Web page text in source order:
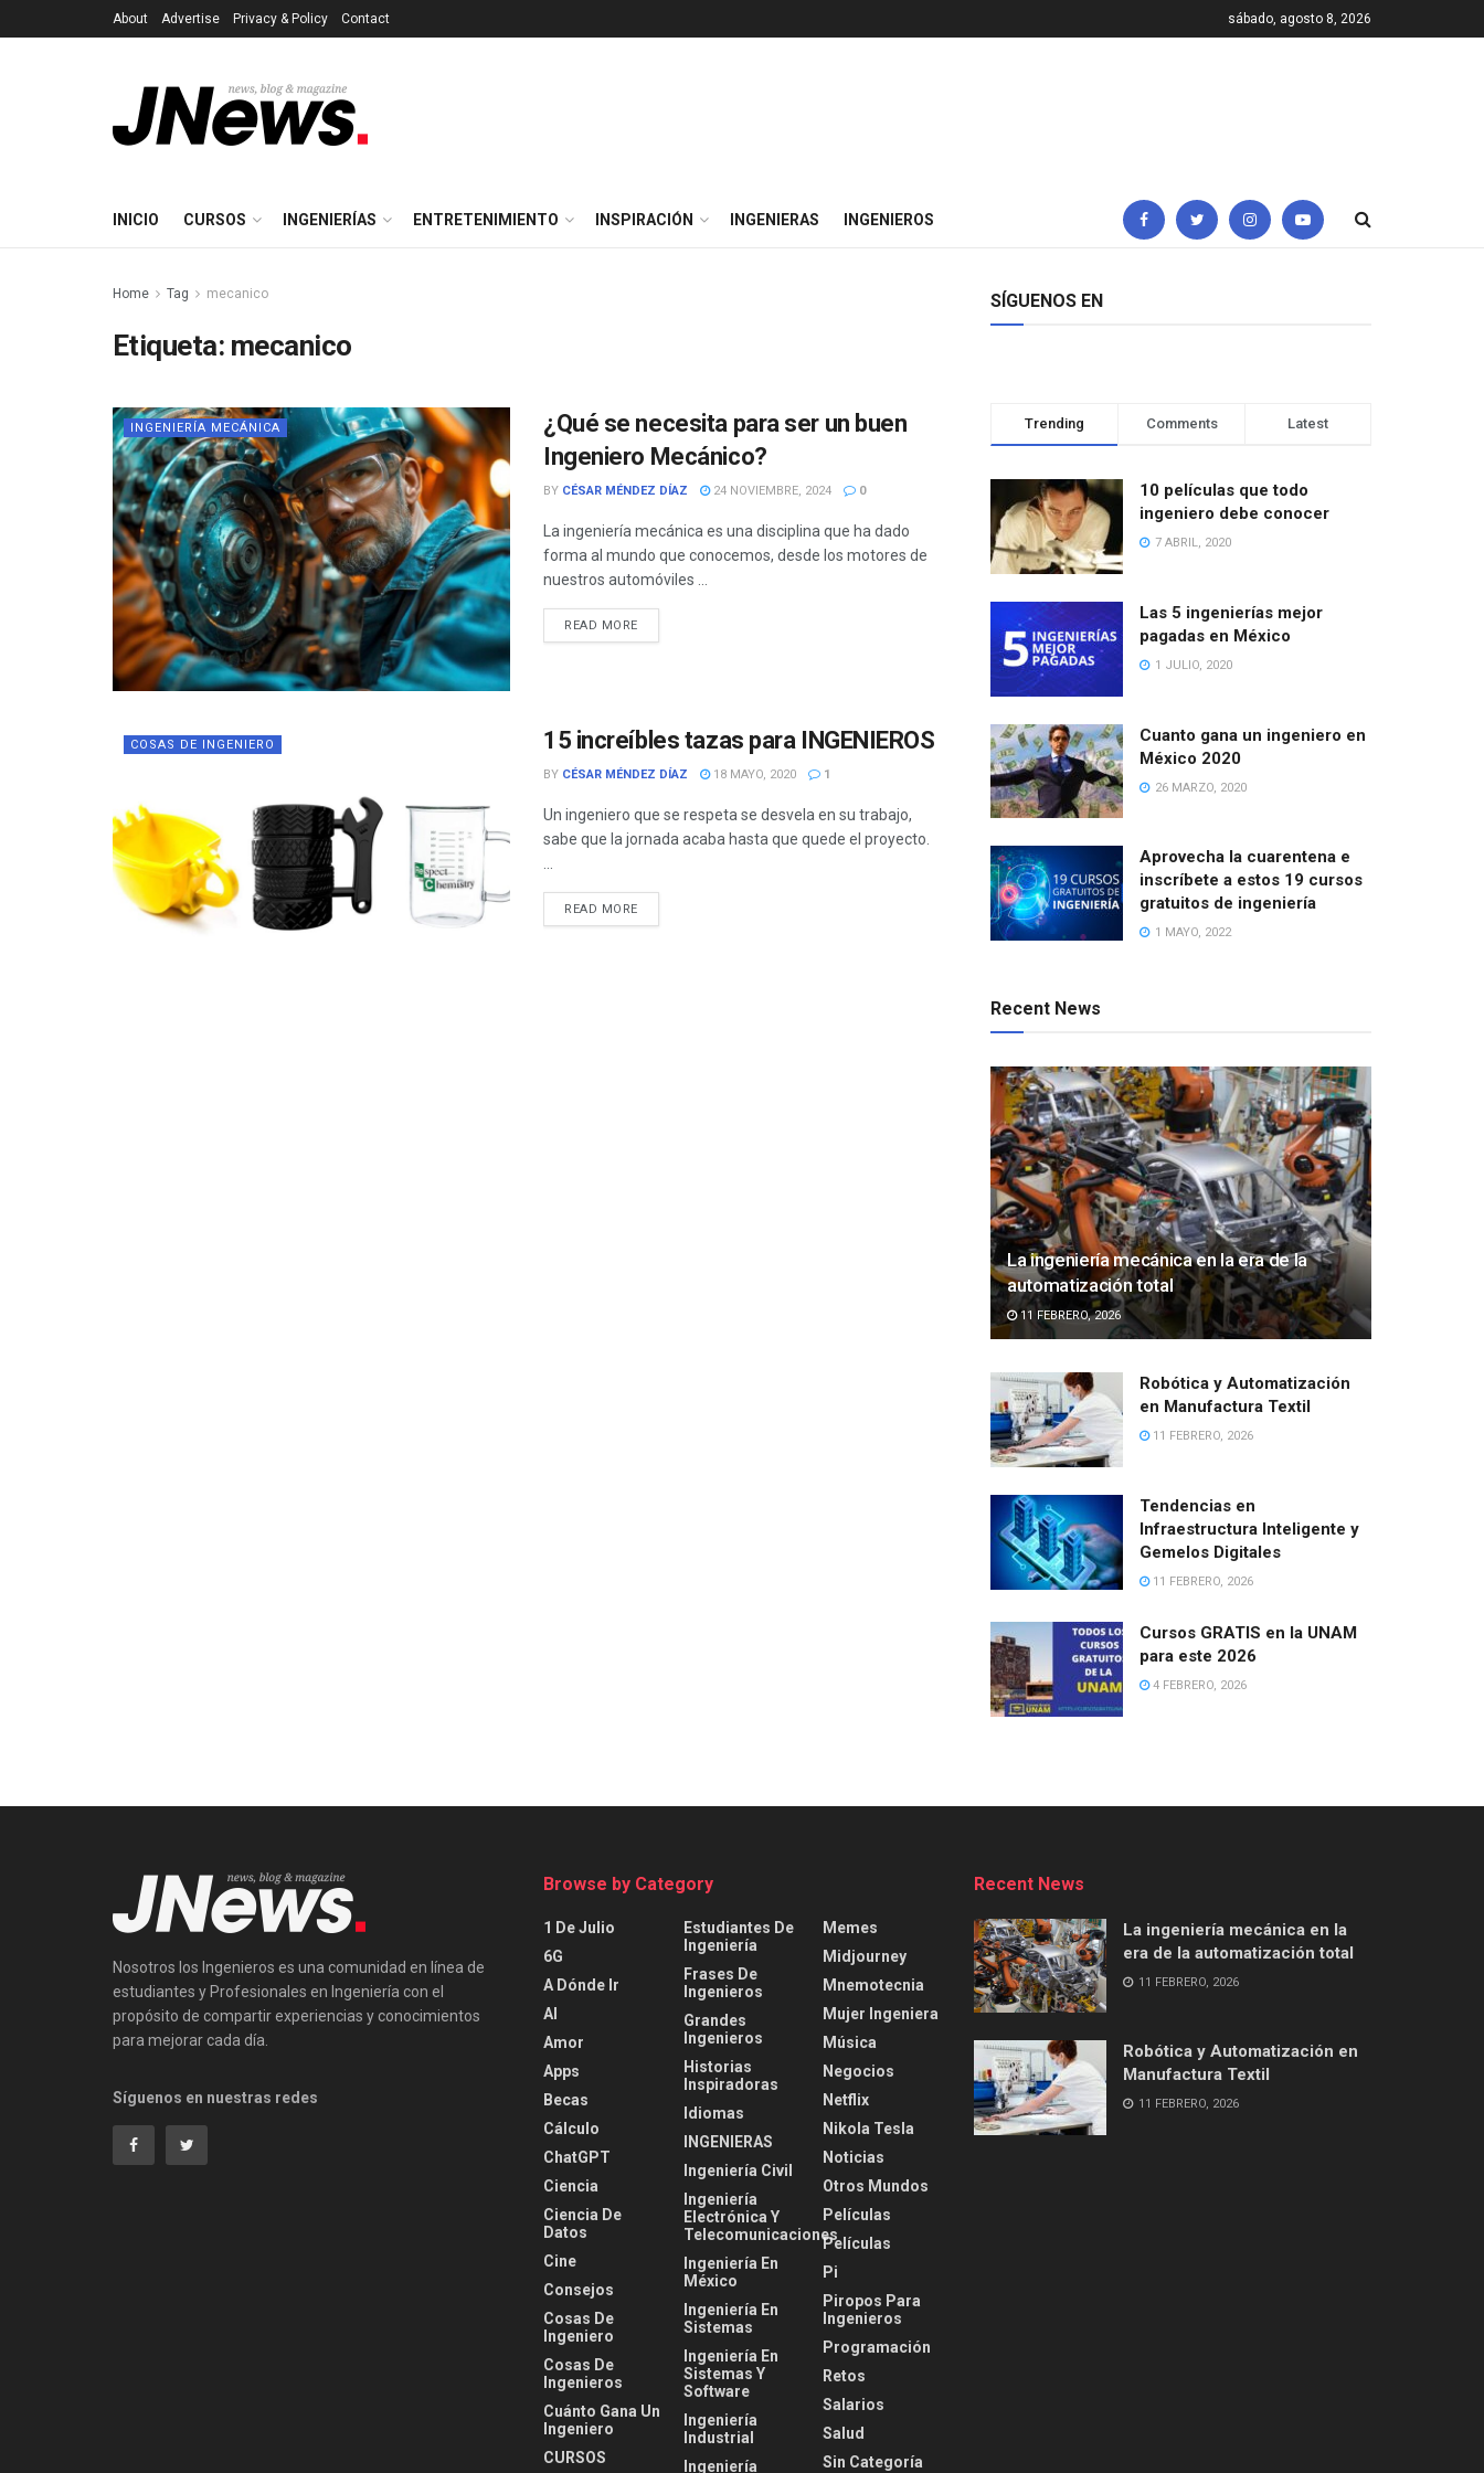
About Advertise Privacy & Policy Contact sábado, agosto 8, 2026
INICIO CURSOS INGENIERÍAS ENTRETENIMIENTO INSPIRACIÓN INGENIERAS INGENIEROS
Home Tag mecanico
Etiqueta: mecanico
INGENIERÍA MECÁNICA
¿Qué se necesita para ser un buen
Ingeniero Mecánico?
BY CÉSAR MÉNDEZ DÍAZ 24 NOVIEMBRE, 2024 0
La ingeniería mecánica es una disciplina que ha dado
forma al mundo que conocemos, desde los motores de
nuestros automóviles ...
READ MORE
COSAS DE INGENIERO 15 increíbles tazas para INGENIEROS
BY CÉSAR MÉNDEZ DÍAZ 18 MAYO, 2020 1
Un ingeniero que se respeta se desvela en su trabajo,
sabe que la jornada acaba hasta que quede el proyecto.
...
READ MORE
SÍGUENOS EN
Trending Comments Latest
10 películas que todo
ingeniero debe conocer
7 ABRIL, 2020
Las 5 ingenierías mejor
pagadas en México
1 JULIO, 2020
Cuanto gana un ingeniero en
México 2020
26 MARZO, 2020
Aprovecha la cuarentena e
inscríbete a estos 19 cursos
gratuitos de ingeniería
1 MAYO, 2022
Recent News
La ingeniería mecánica en la era de la
automatización total
11 FEBRERO, 2026
Robótica y Automatización
en Manufactura Textil
11 FEBRERO, 2026
Tendencias en
Infraestructura Inteligente y
Gemelos Digitales
11 FEBRERO, 2026
Cursos GRATIS en la UNAM
para este 2026
4 FEBRERO, 2026
Nosotros los Ingenieros es una comunidad en línea de
estudiantes y Profesionales en Ingeniería con el
propósito de compartir experiencias y conocimientos
para mejorar cada día.
Síguenos en nuestras redes
Browse by Category
1 De Julio
6G
A Dónde Ir
AI
Amor
Apps
Becas
Cálculo
ChatGPT
Ciencia
Ciencia De
Datos
Cine
Consejos
Cosas De
Ingeniero
Cosas De
Ingenieros
Cuánto Gana Un
Ingeniero
CURSOS
Estudiantes De
Ingeniería
Frases De
Ingenieros
Grandes
Ingenieros
Historias
Inspiradoras
Idiomas
INGENIERAS
Ingeniería Civil
Ingeniería
Electrónica Y
Telecomunicaciones
Ingeniería En
México
Ingeniería En
Sistemas
Ingeniería En
Sistemas Y
Software
Ingeniería
Industrial
Ingeniería
Memes
Midjourney
Mnemotecnia
Mujer Ingeniera
Música
Negocios
Netflix
Nikola Tesla
Noticias
Otros Mundos
Películas
Películas
Pi
Piropos Para
Ingenieros
Programación
Retos
Salarios
Salud
Sin Categoría
Recent News
La ingeniería mecánica en la
era de la automatización total
11 FEBRERO, 2026
Robótica y Automatización en
Manufactura Textil
11 FEBRERO, 2026